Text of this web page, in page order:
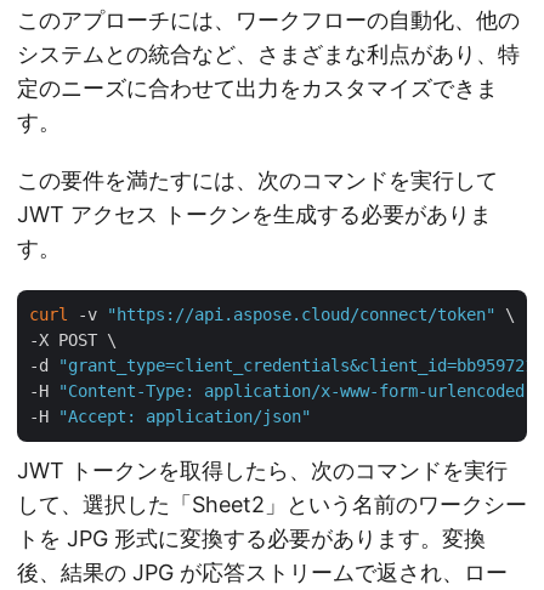
このアプローチには、ワークフローの自動化、他の
システムとの統合など、さまざまな利点があり、特
定のニーズに合わせて出力をカスタマイズできま
す。
この要件を満たすには、次のコマンドを実行して
JWT アクセス トークンを生成する必要がありま
す。
curl -v "https://api.aspose.cloud/connect/token"
\
-X POST \
-d
"grant_type=client_credentials&client_id=bb959721-
-H
"Content-Type: application/x-www-form-urlencoded"
-H
"Accept: application/json"
JWT トークンを取得したら、次のコマンドを実行
して、選択した「Sheet2」という名前のワークシー
トを JPG 形式に変換する必要があります。変換
後、結果の JPG が応答ストリームで返され、ロー